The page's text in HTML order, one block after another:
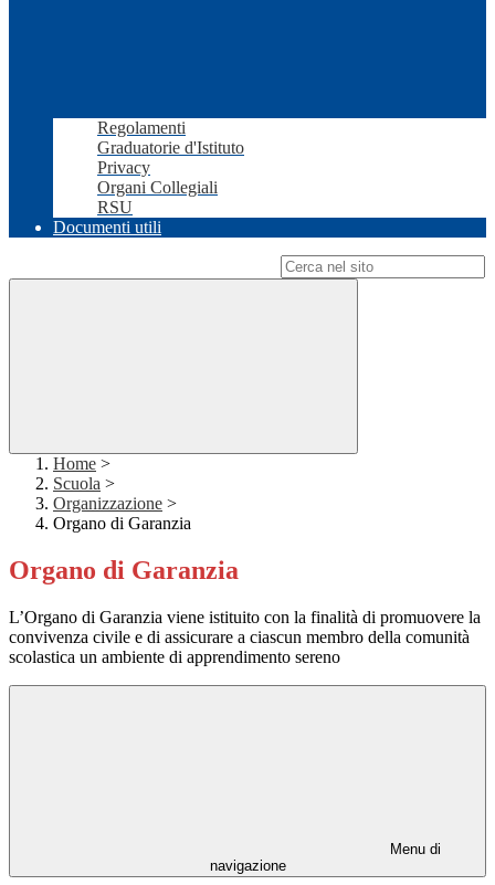
Regolamenti
Graduatorie d'Istituto
Privacy
Organi Collegiali
RSU
Documenti utili
Home >
Scuola >
Organizzazione >
Organo di Garanzia
Organo di Garanzia
L’Organo di Garanzia viene istituito con la finalità di promuovere la
convivenza civile e di assicurare a ciascun membro della comunità
scolastica un ambiente di apprendimento sereno
Menu di
navigazione